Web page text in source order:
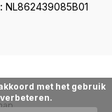
NL862439085B01
met het gebruik